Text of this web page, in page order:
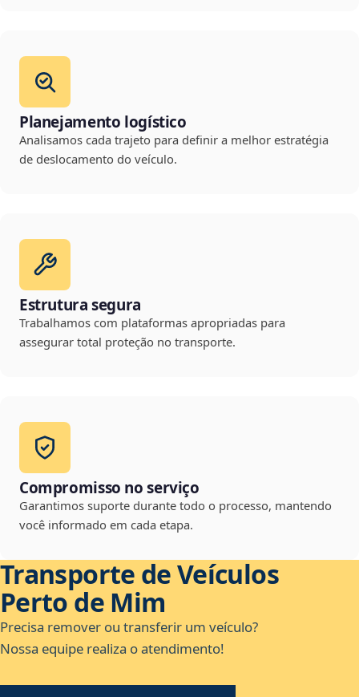
Planejamento logístico
Analisamos cada trajeto para definir a melhor estratégia
de deslocamento do veículo.
Estrutura segura
Trabalhamos com plataformas apropriadas para
assegurar total proteção no transporte.
Compromisso no serviço
Garantimos suporte durante todo o processo, mantendo
você informado em cada etapa.
Transporte de Veículos
Perto de Mim
Precisa remover ou transferir um veículo?
Nossa equipe realiza o atendimento!